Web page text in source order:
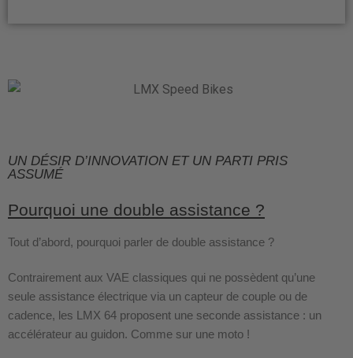
UN DÉSIR D’INNOVATION ET UN PARTI PRIS
ASSUMÉ
Pourquoi une double assistance ?
Tout d’abord, pourquoi parler de double assistance ?
Contrairement aux VAE classiques qui ne possèdent qu’une
seule assistance électrique via un capteur de couple ou de
cadence, les LMX 64 proposent une seconde assistance : un
accélérateur au guidon. Comme sur une moto !